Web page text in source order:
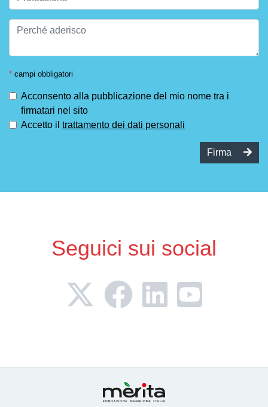
* campi obbligatori
Acconsento alla pubblicazione del mio nome tra i
firmatari nel sito
Accetto il trattamento dei dati personali
Firma
Seguici sui social